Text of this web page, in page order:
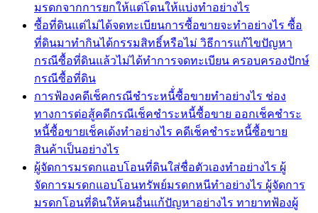
มรดกจากการยกให้แต่โดนให้แบ่งทำอย่างไร
ซื้อที่ดินแต่ไม่ได้จดทะเบียนการซื้อขายจะทำอย่างไร ซื้อ
ที่ดินมาทำกินได้กรรมสิทธิ์หรือไม่ วิธีการแก้ไขปัญหา
กรณีซื้อที่ดินแล้วไม่ได้ทำการจดทะเบียน ครอบครองปักษ์
กรณีซื้อที่ดิน
การฟ้องคดีเช็คกรณีชำระหนี้่ซื้อขายทำอย่างไร ช่อง
ทางการต่อสู้คดีกรณีเช็คชำระหนี้ซื้อขาย ออกเช็คชำระ
หนี้ซื้อขายเช็คเด้งทำอย่างไร คดีเช็คชำระหนี้ซื้อขาย
สินค้าเป็นอย่างไร
ผู้จัดการมรดกแอบโอนที่ดินใส่ชื่อตัวเองทำอย่างไร ผู้
จัดการมรดกแอบโอนทรัพย์มรดกหนีทำอย่างไร ผู้จัดการ
มรดกโอนที่ดินให้คนอื่นแก้ปัญหาอย่างไร ทายาทฟ้องผู้